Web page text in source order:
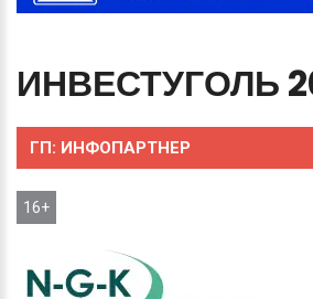
ИНВЕСТУГОЛЬ
ГП: ИНФОПАРТНЕР
16+